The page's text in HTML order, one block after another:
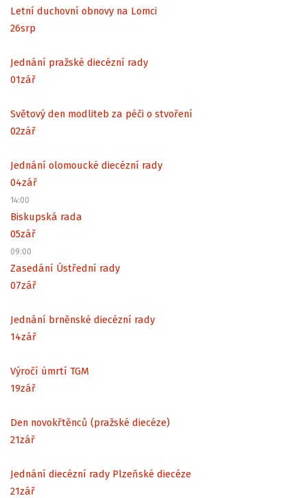
Letní duchovní obnovy na Lomci
26srp
Jednání pražské diecézní rady
01zář
Světový den modliteb za péči o stvoření
02zář
Jednání olomoucké diecézní rady
04zář
14:00
Biskupská rada
05zář
09:00
Zasedání Ústřední rady
07zář
Jednání brněnské diecézní rady
14zář
Výročí úmrtí TGM
19zář
Den novokřtěnců (pražské diecéze)
21zář
Jednání diecézní rady Plzeňské diecéze
21zář